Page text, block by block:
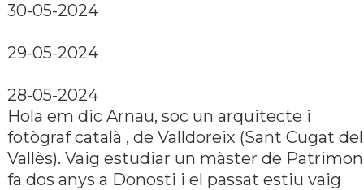
30-05-2024
29-05-2024
28-05-2024
Hola em dic Arnau, soc un arquitecte i
fotògraf català , de Valldoreix (Sant Cugat del
Vallès). Vaig estudiar un màster de
fa dos anys a Donosti i el passat estiu vaig